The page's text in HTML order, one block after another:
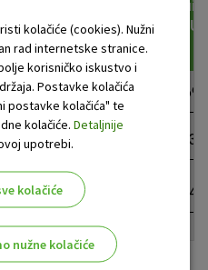
100.000 3,33% 690
250.000
350.000
kolačiće (cookies). Nužni
rad internetske stranice.
korisničko iskustvo i
Postavke kolačića
postavke kolačića" te
kolačiće. Detaljnije
upotrebi.
kolačiće
nužne kolačiće